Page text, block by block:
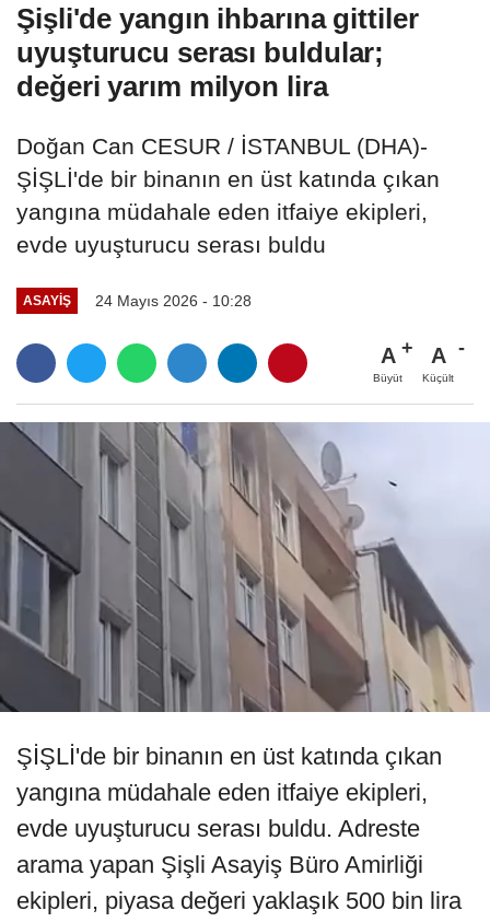
Şişli'de yangın ihbarına gittiler
uyuşturucu serası buldular;
değeri yarım milyon lira
Doğan Can CESUR / İSTANBUL (DHA)-
ŞİŞLİ'de bir binanın en üst katında çıkan
yangına müdahale eden itfaiye ekipleri,
evde uyuşturucu serası buldu
ASAYIŞ 24 Mayıs 2026 - 10:28
A
Büyüt
A
Küçült
ŞİŞLİ'de bir binanın en üst katında çıkan
yangına müdahale eden itfaiye ekipleri,
evde uyuşturucu serası buldu. Adreste
arama yapan Şişli Asayiş Büro Amirliği
ekipleri, piyasa değeri yaklaşık 500 bin lira